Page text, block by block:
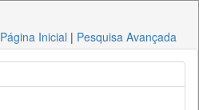
Página Inicial | Pesquisa Avançada